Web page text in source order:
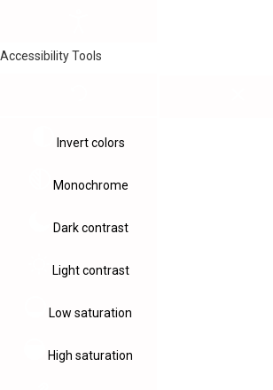
Accessibility Tools
Invert colors
Monochrome
Dark contrast
Light contrast
Low saturation
High saturation